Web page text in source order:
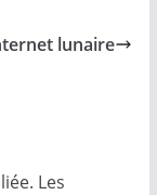
lunaire
Les